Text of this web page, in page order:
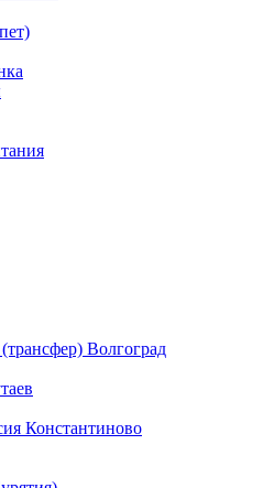
Волгоград
Константиново